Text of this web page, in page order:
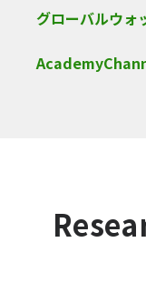
グローバルウォ